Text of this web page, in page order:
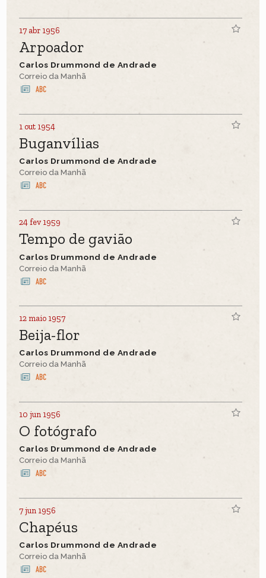
17 abr 1956
Arpoador
Carlos Drummond de Andrade
Correio da Manhã
1 out 1954
Buganvílias
Carlos Drummond de Andrade
Correio da Manhã
24 fev 1959
Tempo de gavião
Carlos Drummond de Andrade
Correio da Manhã
12 maio 1957
Beija-flor
Carlos Drummond de Andrade
Correio da Manhã
10 jun 1956
O fotógrafo
Carlos Drummond de Andrade
Correio da Manhã
7 jun 1956
Chapéus
Carlos Drummond de Andrade
Correio da Manhã